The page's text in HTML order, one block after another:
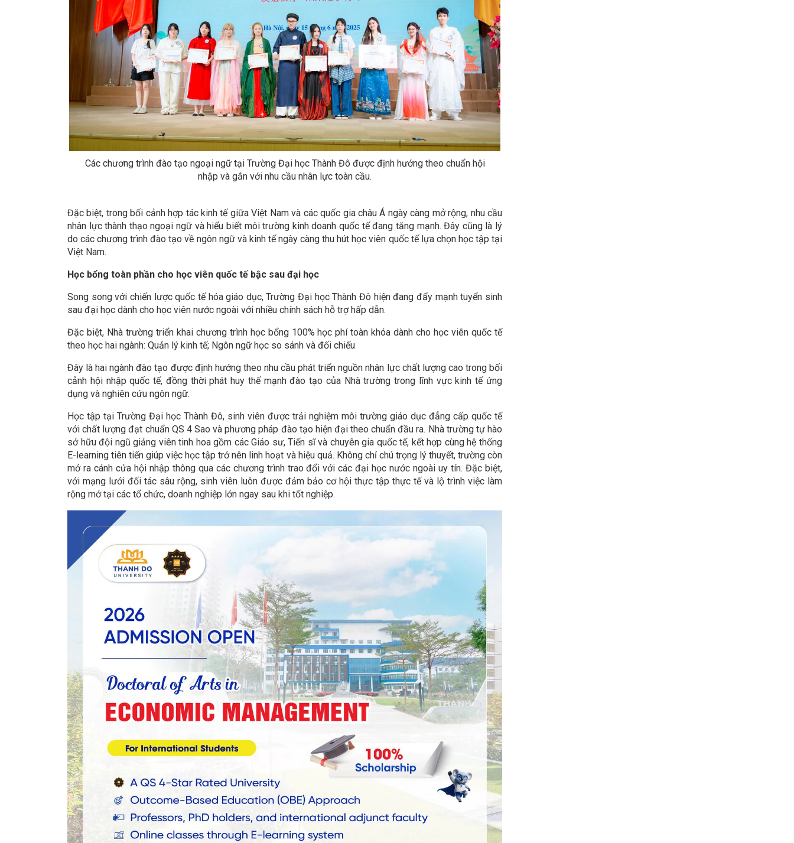
Các chương trình đào tạo ngoại ngữ tại Trường Đại học Thành Đô được định hướng theo chuẩn hội
nhập và gắn với nhu cầu nhân lực toàn cầu.
Đặc biệt, trong bối cảnh hợp tác kinh tế giữa Việt Nam và các quốc gia châu Á ngày càng mở rộng, nhu cầu
nhân lực thành thạo ngoại ngữ và hiểu biết môi trường kinh doanh quốc tế đang tăng mạnh. Đây cũng là lý
do các chương trình đào tạo về ngôn ngữ và kinh tế ngày càng thu hút học viên quốc tế lựa chọn học tập tại
Việt Nam.
Học bổng toàn phần cho học viên quốc tế bậc sau đại học
Song song với chiến lược quốc tế hóa giáo dục, Trường Đại học Thành Đô hiện đang đẩy mạnh tuyển sinh
sau đại học dành cho học viên nước ngoài với nhiều chính sách hỗ trợ hấp dẫn.
Đặc biệt, Nhà trường triển khai chương trình học bổng 100% học phí toàn khóa dành cho học viên quốc tế
theo học hai ngành: Quản lý kinh tế; Ngôn ngữ học so sánh và đối chiếu
Đây là hai ngành đào tạo được định hướng theo nhu cầu phát triển nguồn nhân lực chất lượng cao trong bối
cảnh hội nhập quốc tế, đồng thời phát huy thế mạnh đào tạo của Nhà trường trong lĩnh vực kinh tế ứng
dụng và nghiên cứu ngôn ngữ.
Học tập tại Trường Đại học Thành Đô, sinh viên được trải nghiệm môi trường giáo dục đẳng cấp quốc tế
với chất lượng đạt chuẩn QS 4 Sao và phương pháp đào tạo hiện đại theo chuẩn đầu ra. Nhà trường tự hào
sở hữu đội ngũ giảng viên tinh hoa gồm các Giáo sư, Tiến sĩ và chuyên gia quốc tế, kết hợp cùng hệ thống
E-learning tiên tiến giúp việc học tập trở nên linh hoạt và hiệu quả. Không chỉ chú trọng lý thuyết, trường còn
mở ra cánh cửa hội nhập thông qua các chương trình trao đổi với các đại học nước ngoài uy tín. Đặc biệt,
với mạng lưới đối tác sâu rộng, sinh viên luôn được đảm bảo cơ hội thực tập thực tế và lộ trình việc làm
rộng mở tại các tổ chức, doanh nghiệp lớn ngay sau khi tốt nghiệp.